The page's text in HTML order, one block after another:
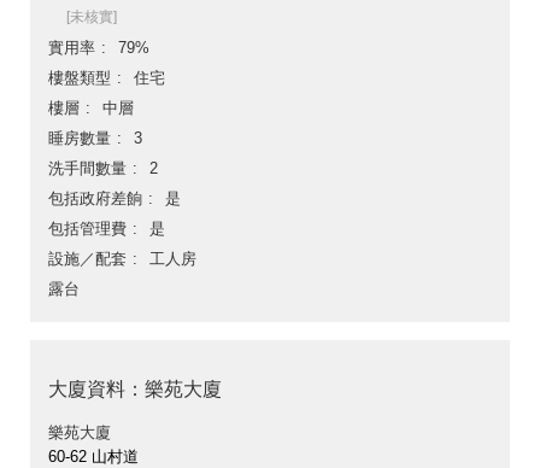
[未核實]
實用率
79%
樓盤類型
住宅
樓層
中層
睡房數量
3
洗手間數量
2
包括政府差餉
是
包括管理費
是
設施／配套
工人房
露台
大廈資料：樂苑大廈
樂苑大廈
60-62 山村道